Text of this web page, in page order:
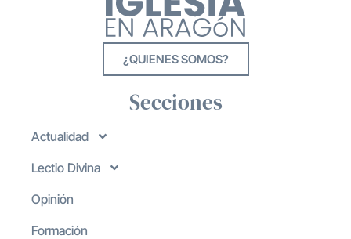
¿QUIENES SOMOS?
Secciones
Actualidad
Lectio Divina
Opinión
Formación